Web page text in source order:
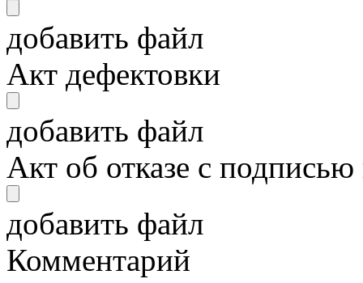
добавить файл
Акт дефектовки
добавить файл
Акт об отказе с
добавить файл
Комментарий